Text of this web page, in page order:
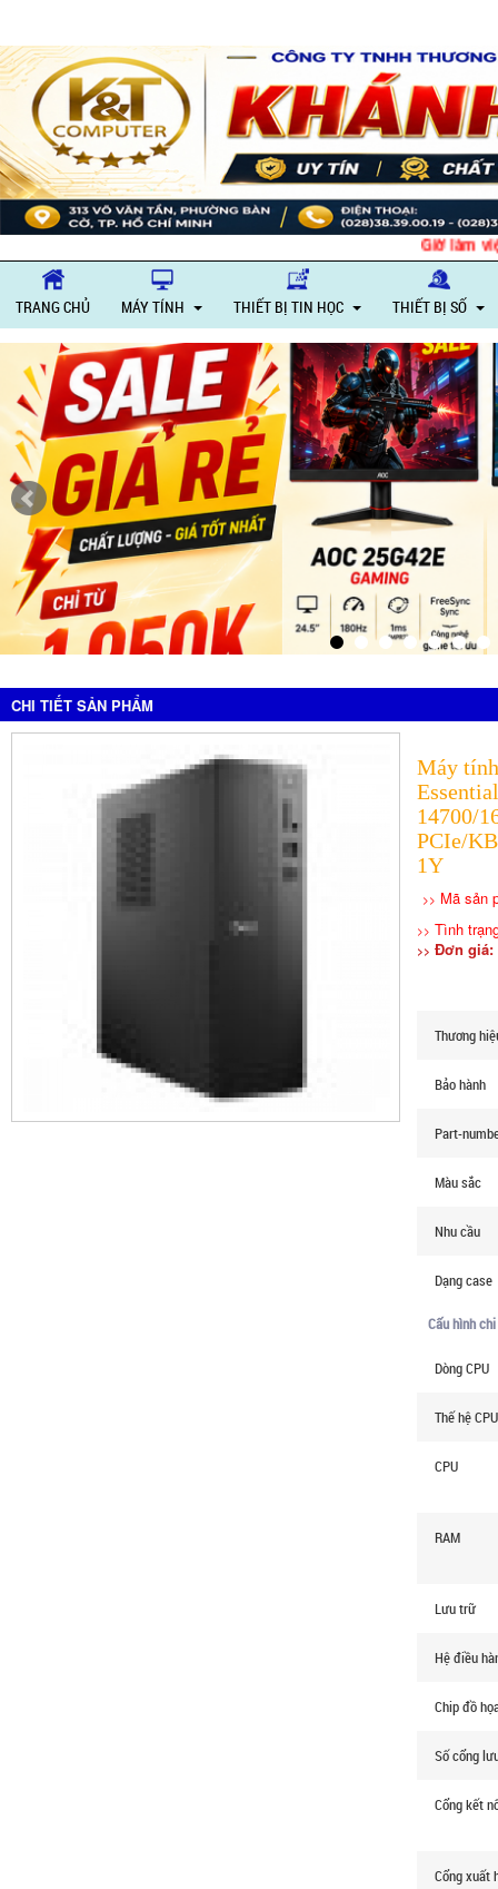
Giờ làm việc:
TRANG CHỦ MÁY TÍNH THIẾT BỊ TIN HỌC THIẾT BỊ SỐ
CHI TIẾT SẢN PHẨM
Máy
14700/
PCIe/
1Y
>> Mã sản
>> Tình
>> Đơn giá:
Thương
Bảo hành
Part-
Màu sắc
Nhu cầu
Dạng case
Cấu hình
Dòng CPU
Thế hệ CPU
CPU
RAM
Lưu trữ
Hệ điều
Chip đồ
Số cổng
Cổng kết
Cổng xuất